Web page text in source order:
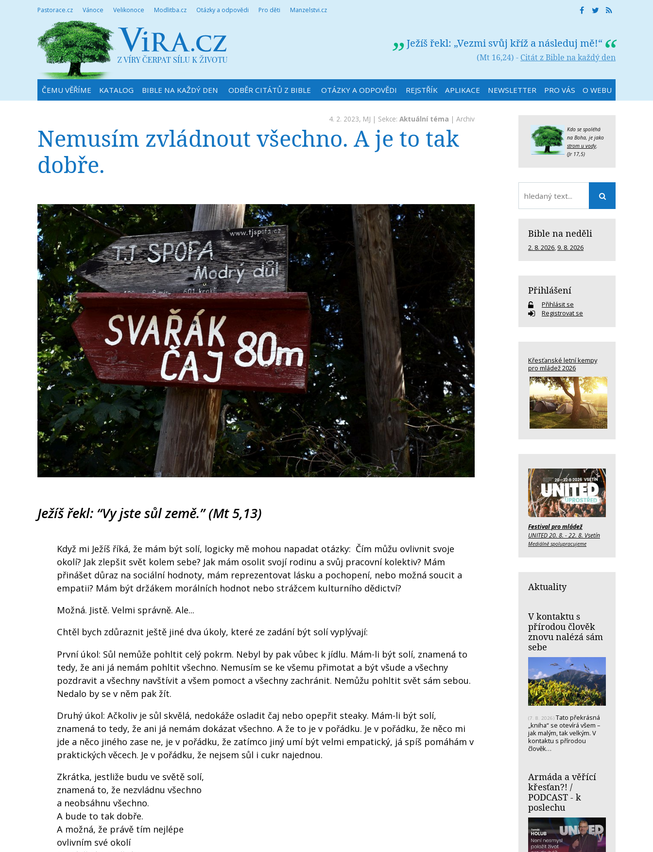
Pastorace.cz Vánoce Velikonoce Modlitba.cz Otázky a odpovědi Pro děti Manzelstvi.cz
Ježíš řekl: „Vezmi svůj kříž a následuj mě!“
(Mt 16,24) - Citát z Bible na každý den
ČEMU VĚŘÍME KATALOG BIBLE NA KAŽDÝ DEN ODBĚR CITÁTŮ Z BIBLE OTÁZKY A ODPOVĚDI REJSTŘÍK APLIKACE NEWSLETTER PRO VÁS O WEBU
4. 2. 2023, MJ | Sekce: Aktuální téma | Archiv
Nemusím zvládnout všechno. A je to tak
dobře.
Ježíš řekl: “Vy jste sůl země.” (Mt 5,13)
Když mi Ježíš říká, že mám být solí, logicky mě mohou napadat otázky: Čím můžu ovlivnit svoje
okolí? Jak zlepšit svět kolem sebe? Jak mám osolit svojí rodinu a svůj pracovní kolektiv? Mám
přinášet důraz na sociální hodnoty, mám reprezentovat lásku a pochopení, nebo možná soucit a
empatii? Mám být držákem morálních hodnot nebo strážcem kulturního dědictví?
Možná. Jistě. Velmi správně. Ale...
Chtěl bych zdůraznit ještě jiné dva úkoly, které ze zadání být solí vyplývají:
První úkol: Sůl nemůže pohltit celý pokrm. Nebyl by pak vůbec k jídlu. Mám-li být solí, znamená to
tedy, že ani já nemám pohltit všechno. Nemusím se ke všemu přimotat a být všude a všechny
pozdravit a všechny navštívit a všem pomoct a všechny zachránit. Nemůžu pohltit svět sám sebou.
Nedalo by se v něm pak žít.
Druhý úkol: Ačkoliv je sůl skvělá, nedokáže osladit čaj nebo opepřit steaky. Mám-li být solí,
znamená to tedy, že ani já nemám dokázat všechno. A že to je v pořádku. Je v pořádku, že něco mi
jde a něco jiného zase ne, je v pořádku, že zatímco jiný umí být velmi empatický, já spíš pomáhám v
praktických věcech. Je v pořádku, že nejsem sůl i cukr najednou.
Zkrátka, jestliže budu ve světě solí,
znamená to, že nezvládnu všechno
a neobsáhnu všechno.
A bude to tak dobře.
A možná, že právě tím nejlépe
ovlivním své okolí
Kdo se spoléhá
na Boha, je jako
strom u vody.
(Jr 17,5)
Bible na neděli
2. 8. 2026, 9. 8. 2026
Přihlášení
Přihlásit se
Registrovat se
Křesťanské letní kempy
pro mládež 2026
Festival pro mládež
UNITED 20. 8. - 22. 8. Vsetín
Mediálně spolupracujeme
Aktuality
V kontaktu s
přírodou člověk
znovu nalézá sám
sebe
(7. 8. 2026) Tato překrásná
„kniha“ se otevírá všem –
jak malým, tak velkým. V
kontaktu s přírodou
člověk…
Armáda a věřící
křesťan?! /
PODCAST - k
poslechu